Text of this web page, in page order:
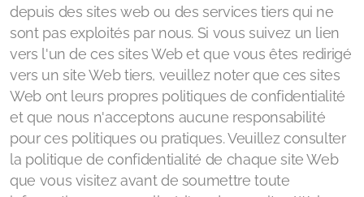
depuis des sites web ou des services tiers qui ne
sont pas exploités par nous. Si vous suivez un lien
vers l'un de ces sites Web et que vous êtes redirigé
vers un site Web tiers, veuillez noter que ces sites
Web ont leurs propres politiques de confidentialité
et que nous n'acceptons aucune responsabilité
pour ces politiques ou pratiques. Veuillez consulter
la politique de confidentialité de chaque site Web
que vous visitez avant de soumettre toute